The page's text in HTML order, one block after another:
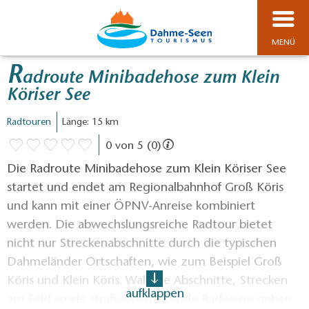
MENÜ
Radroute Minibadehose zum Klein
Köriser See
Radtouren Länge: 15 km
0 von 5 (0)
Die Radroute Minibadehose zum Klein Köriser See
startet und endet am Regionalbahnhof Groß Köris
und kann mit einer ÖPNV-Anreise kombiniert
werden. Die abwechslungsreiche Radtour bietet
nicht nur Streckenabschnitte durch die typischen
Dahmeländer Ortschaften, wie zum Beispiel Groß
Köris und Klein Köris. Waldige Abschnitte, Strecken
am Feld sowie straßenbegleitende Radwege geben
aufklappen